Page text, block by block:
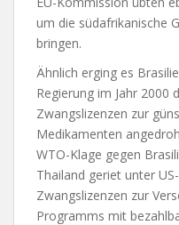
um die südafrikanische
bringen.
Ähnlich erging es
Regierung im Jahr 2000
Zwangslizenzen zur
Medikamenten
WTO-Klage gegen
Thailand geriet unter
Zwangslizenzen zur
Programms mit